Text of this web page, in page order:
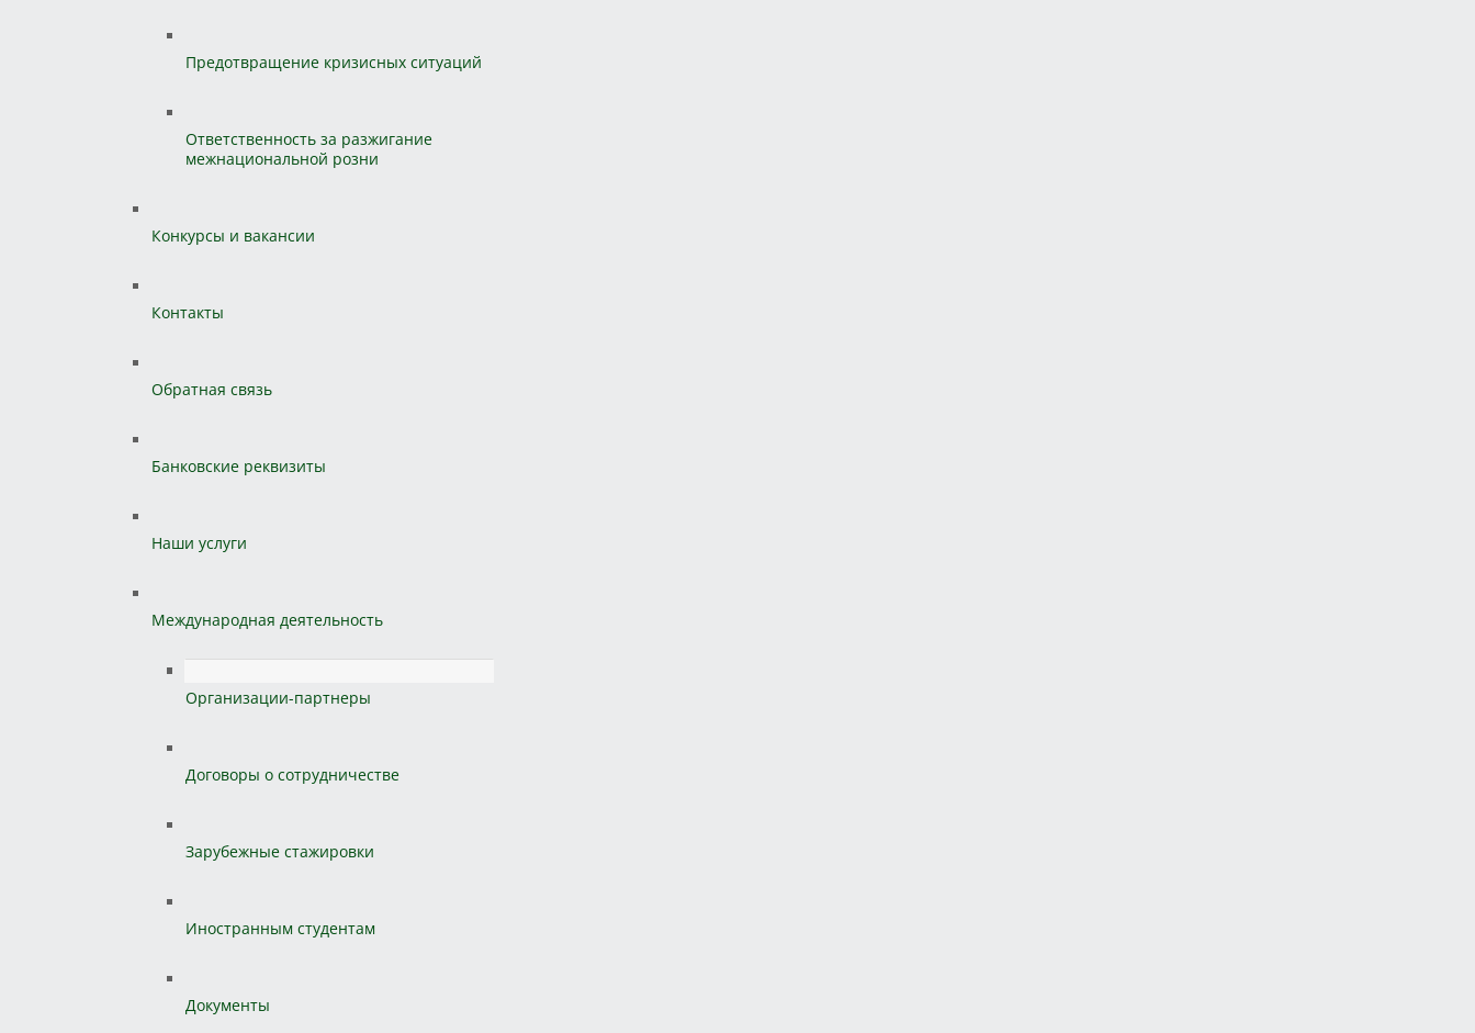
Предотвращение кризисных ситуаций
Ответственность за разжигание
межнациональной розни
Конкурсы и вакансии
Контакты
Обратная связь
Банковские реквизиты
Наши услуги
Международная деятельность
Организации-партнеры
Договоры о сотрудничестве
Зарубежные стажировки
Иностранным студентам
Документы